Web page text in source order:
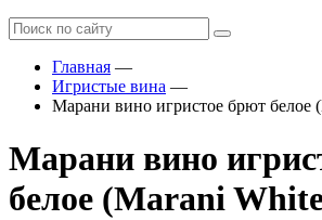
Главная —
Игристые вина —
Марани вино игристое брют белое
Марани вино
белое (Marani